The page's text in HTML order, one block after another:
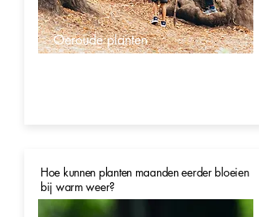
Oeroude planten
Hoe kunnen planten maanden eerder bloeien
bij warm weer?